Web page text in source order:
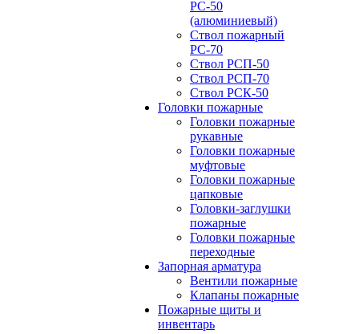
РС-50
(алюминиевый)
Ствол пожарный
РС-70
Ствол РСП-50
Ствол РСП-70
Ствол РСК-50
Головки пожарные
Головки пожарные
рукавные
Головки пожарные
муфтовые
Головки пожарные
цапковые
Головки-заглушки
пожарные
Головки пожарные
переходные
Запорная арматура
Вентили пожарные
Клапаны пожарные
Пожарные щиты и
инвентарь